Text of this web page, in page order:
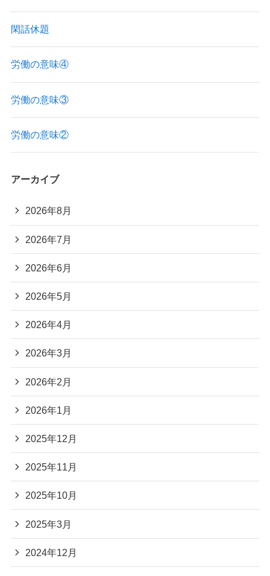
閑話休題
労働の意味④
労働の意味③
労働の意味②
アーカイブ
2026年8月
2026年7月
2026年6月
2026年5月
2026年4月
2026年3月
2026年2月
2026年1月
2025年12月
2025年11月
2025年10月
2025年3月
2024年12月